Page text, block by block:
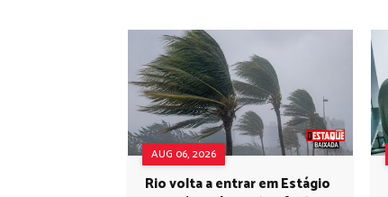
AUG 06, 2026
Rio volta a entrar em Estágio